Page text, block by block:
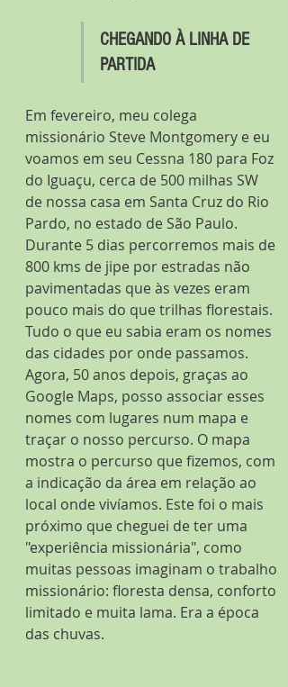
CHEGANDO À LINHA DE
PARTIDA
Em fevereiro, meu colega
missionário Steve Montgomery e eu
voamos em seu Cessna 180 para Foz
do Iguaçu, cerca de 500 milhas SW
de nossa casa em Santa Cruz do Rio
Pardo, no estado de São Paulo.
Durante 5 dias percorremos mais de
800 kms de jipe por estradas não
pavimentadas que às vezes eram
pouco mais do que trilhas florestais.
Tudo o que eu sabia eram os nomes
das cidades por onde passamos.
Agora, 50 anos depois, graças ao
Google Maps, posso associar esses
nomes com lugares num mapa e
traçar o nosso percurso. O mapa
mostra o percurso que fizemos, com
a indicação da área em relação ao
local onde vivíamos. Este foi o mais
próximo que cheguei de ter uma
"experiência missionária", como
muitas pessoas imaginam o trabalho
missionário: floresta densa, conforto
limitado e muita lama. Era a época
das chuvas.